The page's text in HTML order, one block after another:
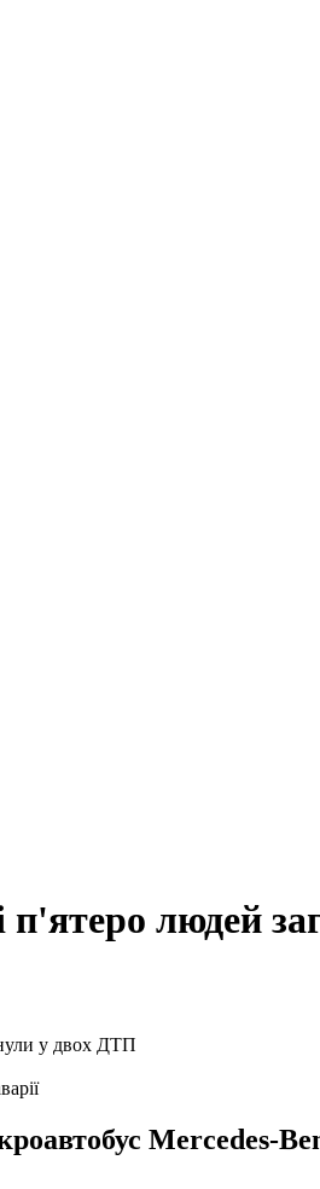
п'ятеро людей
Mercedes-